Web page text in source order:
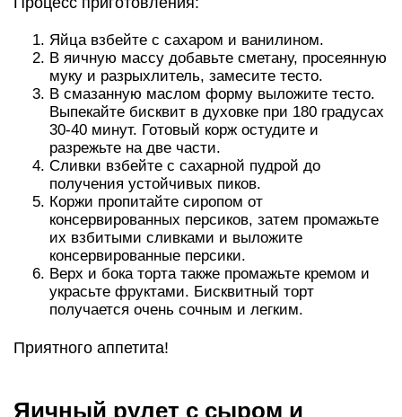
Яйца взбейте с сахаром и ванилином.
В яичную массу добавьте сметану, просеянную
муку и разрыхлитель, замесите тесто.
В смазанную маслом форму выложите тесто.
Выпекайте бисквит в духовке при 180 градусах
30-40 минут. Готовый корж остудите и
разрежьте на две части.
Сливки взбейте с сахарной пудрой до
получения устойчивых пиков.
Коржи пропитайте сиропом от
консервированных персиков, затем промажьте
их взбитыми сливками и выложите
консервированные персики.
Верх и бока торта также промажьте кремом и
украсьте фруктами. Бисквитный торт
получается очень сочным и легким.
Приятного аппетита!
Яичный рулет с сыром и